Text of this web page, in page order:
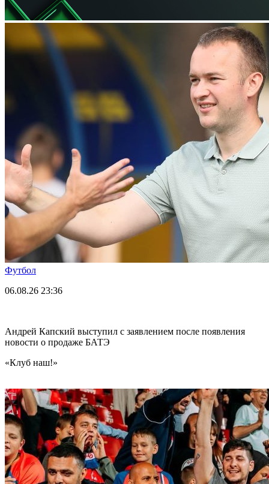
Футбол
06.08.26 23:36
Андрей Капский выступил с заявлением после появления
новости о продаже БАТЭ
«Клуб наш!»